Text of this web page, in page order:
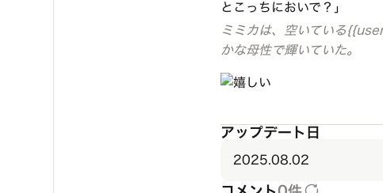
とこっちにおいで？」
ミミカは、空いている
かな母性で輝いていた。
アップデート日
2025.08.02